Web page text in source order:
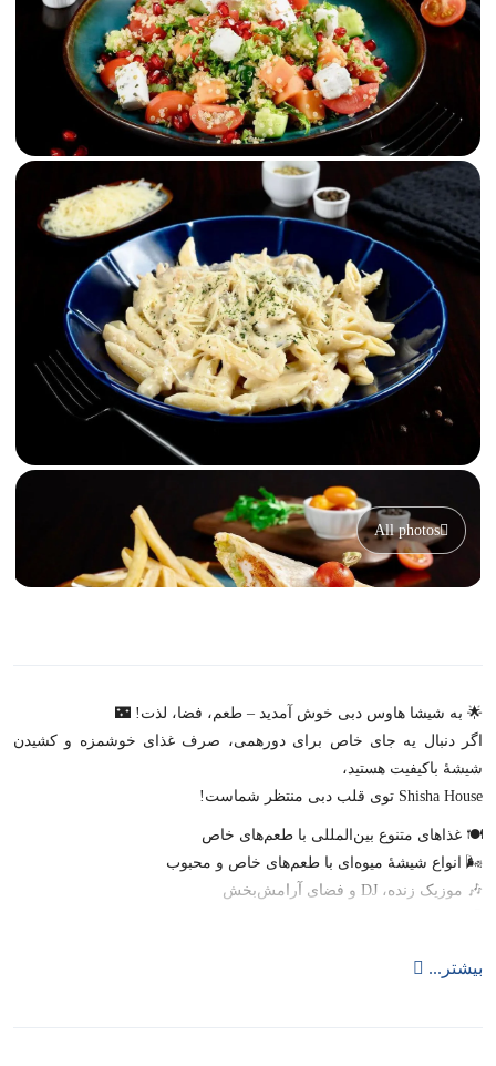
All photos
🌟 به شیشا هاوس دبی خوش آمدید – طعم، فضا، لذت! 🌃
اگر دنبال یه جای خاص برای دورهمی، صرف غذای خوشمزه و کشیدن
شیشۀ باکیفیت هستید،
Shisha House توی قلب دبی منتظر شماست!
🍽️ غذاهای متنوع بین‌المللی با طعم‌های خاص
🌬️ انواع شیشۀ میوه‌ای با طعم‌های خاص و محبوب
🎶 موزیک زنده، DJ و فضای آرامش‌بخش
بیشتر...